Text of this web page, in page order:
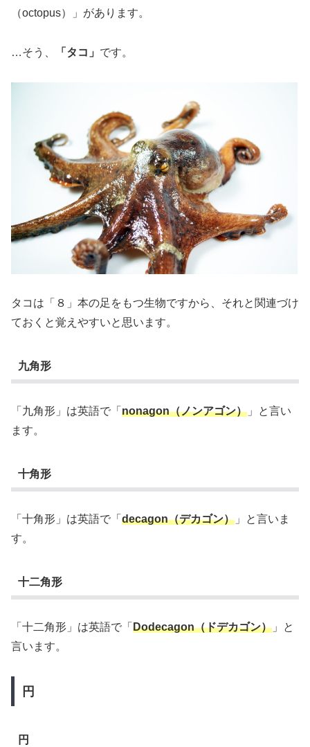
（octopus）」があります。
…そう、 「タコ」 です。
タコは「８」本の足をもつ生物ですから、それと関連づけ
ておくと覚えやすいと思います。
九角形
「九角形」は英語で「 nonagon（ノンアゴン） 」と言い
ます。
十角形
「十角形」は英語で「 decagon（デカゴン） 」と言いま
す。
十二角形
「十二角形」は英語で「 Dodecagon（ドデカゴン） 」と
言います。
円
円